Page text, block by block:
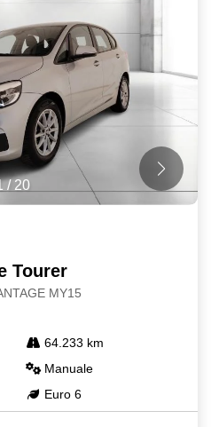
/ 20
Tourer
MY15
64.233 km
Manuale
Euro 6